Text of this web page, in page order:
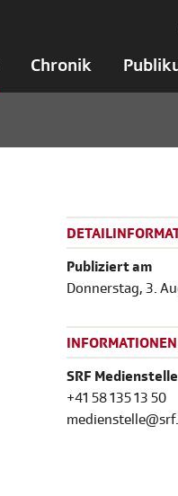
Chronik
Publiziert am
Donnerstag, 3.
INFORMATIONEN
SRF Medienstelle
+41 58 135 13 50